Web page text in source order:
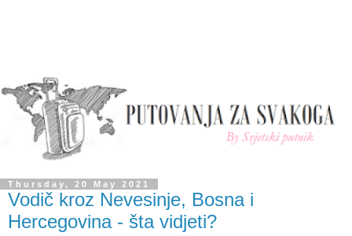
Thursday, 20 May 2021
Vodič kroz Nevesinje, Bosna i
Hercegovina - šta vidjeti?